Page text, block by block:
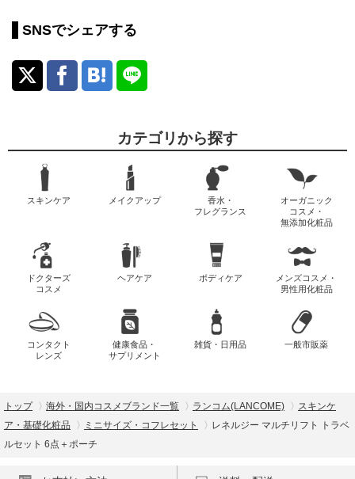
SNSでシェアする
カテゴリから探す
スキンケア メイクアップ
香水・
フレグランス
オーガニック
コスメ・
無添加化粧品
ドクターズ
コスメ
ヘアケア ボディケア
メンズコスメ・
男性用化粧品
コンタクト
レンズ
健康食品・
サプリメント
雑貨・日用品 一般市販薬
トップ 海外・国内コスメブランド一覧 ランコム(LANCOME)
スキンケ
ア・基礎化粧品
ミニサイズ・コフレセット
レネルジー マルチリフト トラベ
ルセット 6点＋ポーチ